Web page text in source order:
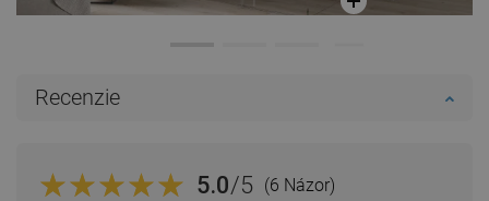
Recenzie
5.0/5 (6 Názor)